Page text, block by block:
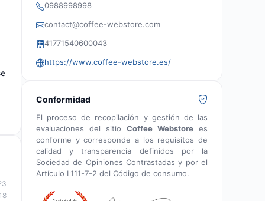
0988998998
contact@coffee-webstore.com
41771540600043
https://www.coffee-webstore.es/
Conformidad
El proceso de recopilación y gestión de las
evaluaciones del sitio Coffee Webstore es
conforme y corresponde a los requisitos de
calidad y transparencia definidos por la
Sociedad de Opiniones Contrastadas y por el
Artículo L111-7-2 del Código de consumo.